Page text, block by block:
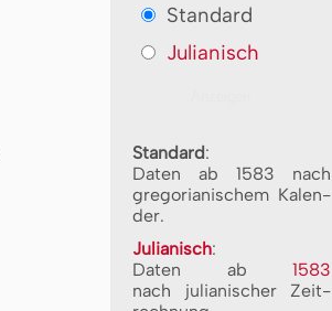
Standard
Julianisch
Standard:
Daten ab 1583 nach
gre­go­ri­a­ni­schem Ka­len­
der.
Julianisch:
Daten ab 1583
nach ju­li­a­ni­scher Zeit­